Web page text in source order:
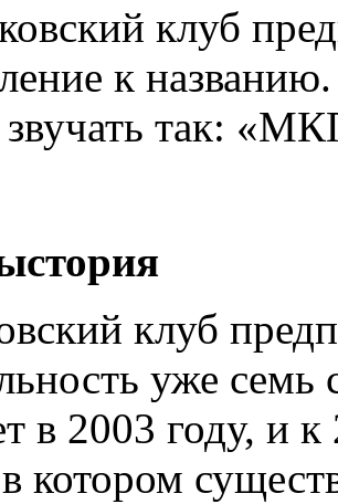
клуб
к
звучать так:
клуб
уже
в 2003 году, и
котором